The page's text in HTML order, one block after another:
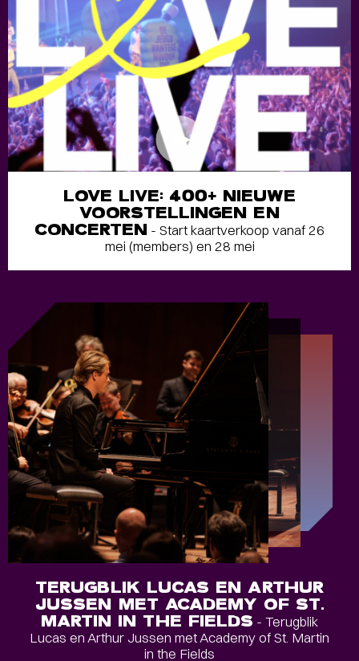
LOVE LIVE: 400+ NIEUWE
VOORSTELLINGEN EN
CONCERTEN - Start kaartverkoop vanaf 26
mei (members) en 28 mei
TERUGBLIK LUCAS EN ARTHUR
JUSSEN MET ACADEMY OF ST.
MARTIN IN THE FIELDS - Terugblik
Lucas en Arthur Jussen met Academy of St. Martin
in the Fields